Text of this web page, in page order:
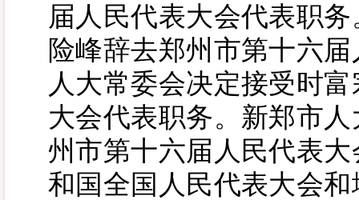
届人民代表大会代表职
险峰辞去郑州市第十六
人大常委会决定接受时
大会代表职务。新郑市
州市第十六届人民代表
和国全国人民代表大会